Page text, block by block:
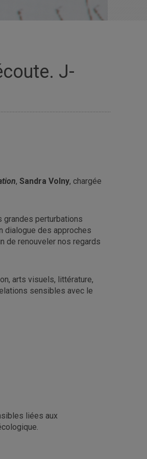
J-
, Sandra Volny, chargée
grandes perturbations
dialogue des approches
de renouveler nos regards
arts visuels, littérature,
sensibles avec le
liées aux